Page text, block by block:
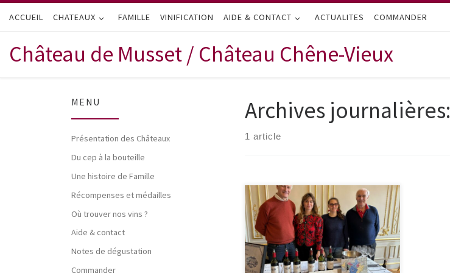
Passer au contenu
ACCUEIL CHATEAUX FAMILLE VINIFICATION AIDE & CONTACT ACTUALITES COMMANDER
Château de Musset / Château Chêne-Vieux
Archives journalières:
1 article
Comme à chaque automne, afin de
vous guider dans vos choix et mieux
apprécier nos crus, voici nos
dernières notes de
dégustation concernant les millésimes
encore disponibles à la vente. Si vous
MENU
Présentation des Châteaux
Du cep à la bouteille
Une histoire de Famille
Récompenses et médailles
Où trouver nos vins ?
Aide & contact
Notes de dégustation
Commander